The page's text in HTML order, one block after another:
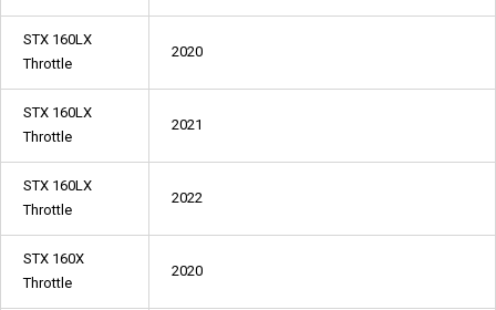
STX 160LX
Throttle
2020
STX 160LX
Throttle
2021
STX 160LX
Throttle
2022
STX 160X
Throttle
2020